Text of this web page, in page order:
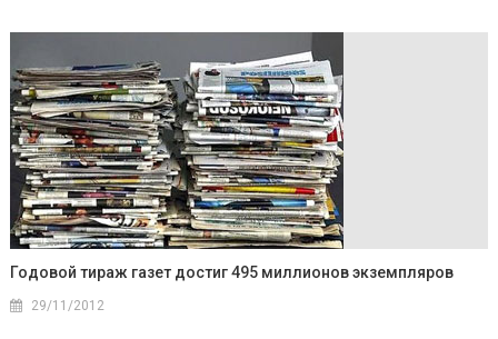
Годовой тираж газет достиг 495 миллионов экземпляров
29/11/2012